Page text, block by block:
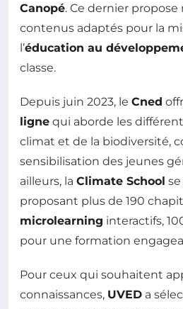
Canopé. Ce dernier
contenus adaptés pour la
l’éducation au
classe.
Depuis juin 2023, le Cned
ligne qui aborde les
climat et de la biodiversité,
sensibilisation des jeunes
ailleurs, la Climate School
proposant plus de 190
microlearning interactifs,
pour une formation
Pour ceux qui souhaitent
connaissances, UVED a